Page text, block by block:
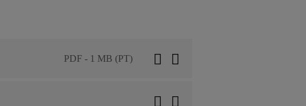
PDF - 1 MB (PT)